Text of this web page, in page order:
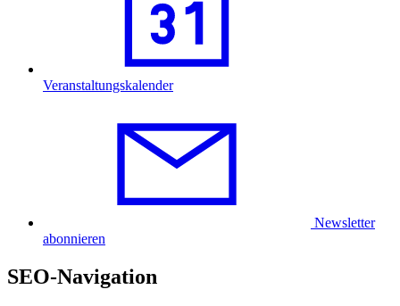
Veranstaltungskalender
Newsletter
abonnieren
SEO-Navigation